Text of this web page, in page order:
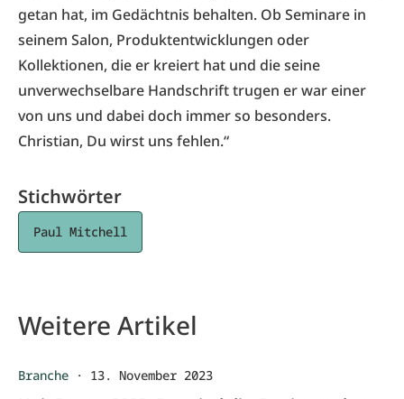
getan hat, im Gedächtnis behalten. Ob Seminare in
seinem Salon, Produktentwicklungen oder
Kollektionen, die er kreiert hat und die seine
unverwechselbare Handschrift trugen er war einer
von uns und dabei doch immer so besonders.
Christian, Du wirst uns fehlen.“
Stichwörter
Paul Mitchell
Weitere Artikel
Branche · 13. November 2023